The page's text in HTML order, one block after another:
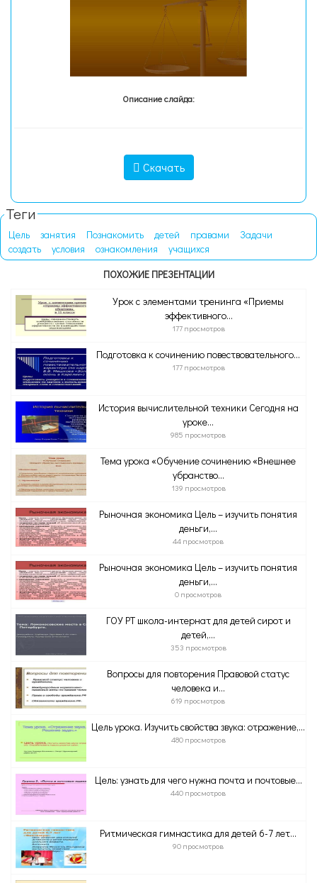
Описание слайда:
Скачать
Теги
Цель занятия Познакомить детей правами
Задачи
создать
условия ознакомления
учащихся
ПОХОЖИЕ ПРЕЗЕНТАЦИИ
Урок с элементами тренинга «Приемы
эффективного...
177 просмотров
Подготовка к сочинению повествовательного...
177 просмотров
История вычислительной техники Сегодня на
уроке...
985 просмотров
Тема урока «Обучение сочинению «Внешнее
убранство...
139 просмотров
Рыночная экономика Цель – изучить понятия
деньги,...
44 просмотров
Рыночная экономика Цель – изучить понятия
деньги,...
0 просмотров
ГОУ РТ школа-интернат для детей сирот и
детей,...
353 просмотров
Вопросы для повторения Правовой статус
человека и...
619 просмотров
Цель урока. Изучить свойства звука: отражение,...
480 просмотров
Цель: узнать для чего нужна почта и почтовые...
440 просмотров
Ритмическая гимнастика для детей 6-7 лет...
90 просмотров